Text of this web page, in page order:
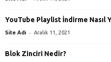
YouTube Playlist İndirme Nasıl
Site Adı - Aralık 11, 2021
Blok Zinciri Nedir?